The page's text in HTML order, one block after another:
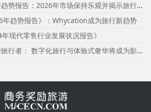
美诺酒店集团发布旅游趋势报告：2026年市场保持乐观并揭示旅行者渴望联结
年趋势报告》：Whycation成为旅行新趋势
现代零售行业发展状况报告》
重新定义时下中国奢华旅行者： 数字化旅行与体验式奢华将成为影响2024年旅行选择的关键词